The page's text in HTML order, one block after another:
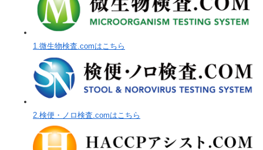
1.微生物検査.comはこちら
2.検便・ノロ検査.comはこちら